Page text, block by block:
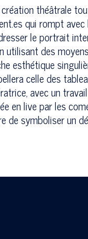
théâtrale
qui rompt
le portrait
utilisant des
esthétique
celle des
avec un
en live par les
de symboliser un